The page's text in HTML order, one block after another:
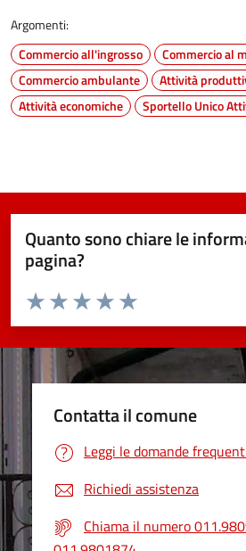
Argomenti:
Commercio all'ingrosso
Commercio al
Commercio ambulante
Attività
Attività economiche
Sportello Unico
Quanto sono chiare le
pagina?
Valuta da 1 a 5 stelle la pagina
Valuta 5 stelle su 5
Valuta 4 stelle su 5
Valuta 3 stelle su 5
Valuta 2 stelle su 5
Valuta 1 stelle su 5
Contatta il comune
Leggi le domande
Richiedi assistenza
Chiama il numero